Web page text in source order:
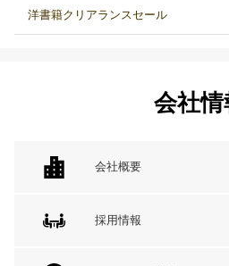
洋書籍クリアランスセール
会社情
会社概要
採用情報